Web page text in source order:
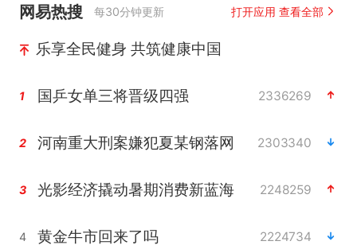
网易热搜 每30分钟更新 打开应用 查看全部
乐享全民健身 共筑健康中国
1 国乒女单三将晋级四强 2336269
2 河南重大刑案嫌犯夏某钢落网 2303340
3 光影经济撬动暑期消费新蓝海 2248259
4 黄金牛市回来了吗 2224734